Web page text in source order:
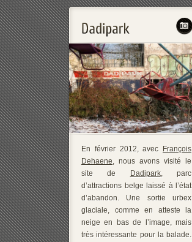
En février 2012, avec
François
Dehaene, nous avons visité le
site de
Dadipark, parc
d’attractions belge laissé à l’état
d’abandon. Une sortie urbex
glaciale, comme en atteste la
neige en bas de l’image, mais
très intéressante pour la balade.